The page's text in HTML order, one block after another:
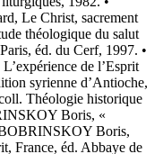
Le Christ, sacrement
théologique du salut
éd. du Cerf, 1997. •
de l’Esprit
syrienne d’Antioche,
Théologie historique
Boris, «
Boris,
France, éd. Abbaye de